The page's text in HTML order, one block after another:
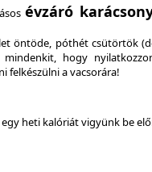
évzáró
öntöde, póthét csütörtök
hogy
felkészülni a vacsorára!
heti kalóriát vigyünk be